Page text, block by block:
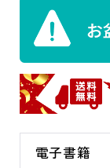
電子書籍